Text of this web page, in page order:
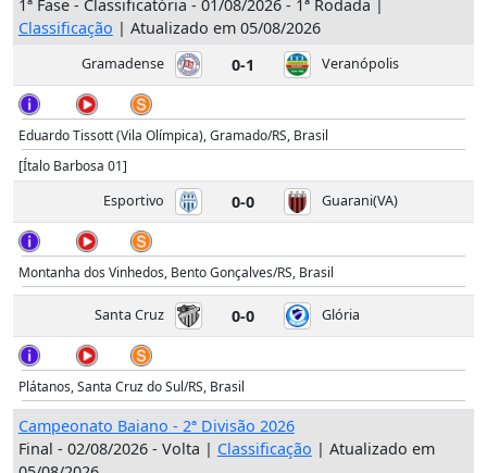
1ª Fase - Classificatória - 01/08/2026 - 1ª Rodada |
Classificação | Atualizado em 05/08/2026
Gramadense 0-1 Veranópolis
Eduardo Tissott (Vila Olímpica), Gramado/RS, Brasil
[Ítalo Barbosa 01]
Esportivo
0-0 Guarani(VA)
Montanha dos Vinhedos, Bento Gonçalves/RS, Brasil
Santa Cruz 0-0 Glória
Plátanos, Santa Cruz do Sul/RS, Brasil
Campeonato Baiano - 2ª Divisão 2026
Final - 02/08/2026 - Volta | Classificação | Atualizado em